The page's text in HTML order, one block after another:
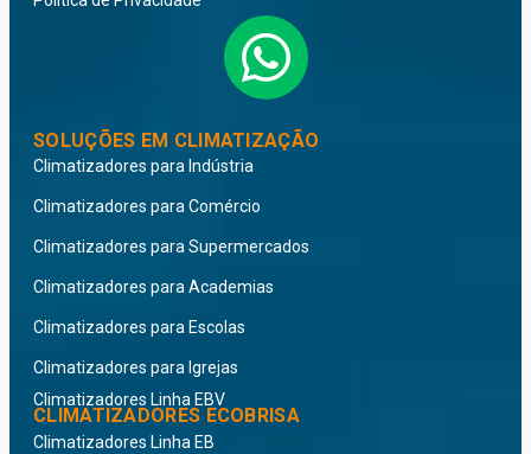
CLIMATIZADORES ECOBRISA
Climatizadores Linha EBV
Climatizadores Linha EB
SOLUÇÕES EM CLIMATIZAÇÃO
Climatizadores para Indústria
Climatizadores para Comércio
Climatizadores para Supermercados
Climatizadores para Academias
Climatizadores para Escolas
Climatizadores para Igrejas